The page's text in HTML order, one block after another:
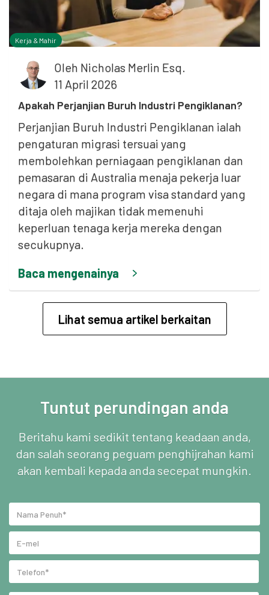
Kerja & Mahir
Oleh Nicholas Merlin Esq.
11 April 2026
Apakah Perjanjian Buruh Industri Pengiklanan?
Perjanjian Buruh Industri Pengiklanan ialah
pengaturan migrasi tersuai yang
membolehkan perniagaan pengiklanan dan
pemasaran di Australia menaja pekerja luar
negara di mana program visa standard yang
ditaja oleh majikan tidak memenuhi
keperluan tenaga kerja mereka dengan
secukupnya.
Baca mengenainya
Lihat semua artikel berkaitan
Tuntut perundingan anda
Beritahu kami sedikit tentang keadaan anda,
dan salah seorang peguam penghijrahan kami
akan kembali kepada anda secepat mungkin.